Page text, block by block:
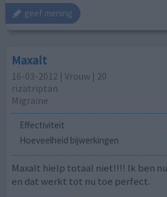
geef mening
Maxalt
16-03-2012 | Vrouw | 20
rizatriptan
Migraine
Effectiviteit
Hoeveelheid bijwerkingen
Maxalt hielp totaal niet!!!! Ik ben
en dat werkt tot nu toe perfect.